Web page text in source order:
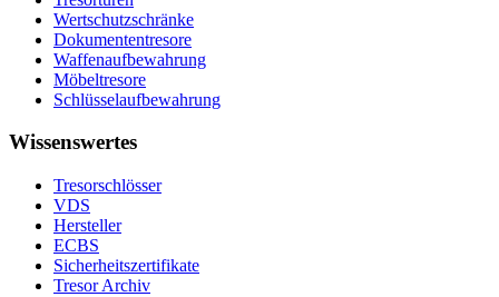
Wertschutzschränke
Dokumententresore
Waffenaufbewahrung
Möbeltresore
Schlüsselaufbewahrung
Wissenswertes
Tresorschlösser
VDS
Hersteller
ECBS
Sicherheitszertifikate
Tresor Archiv